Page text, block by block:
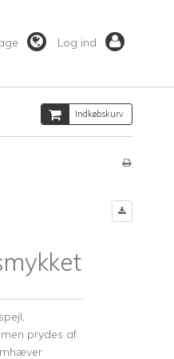
Log ind
Indkøbskurv
prydes af